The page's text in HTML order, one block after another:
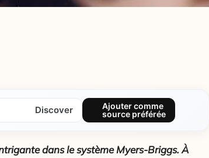
Discover
Ajouter comme
source préférée
dans le système Myers-Briggs. À